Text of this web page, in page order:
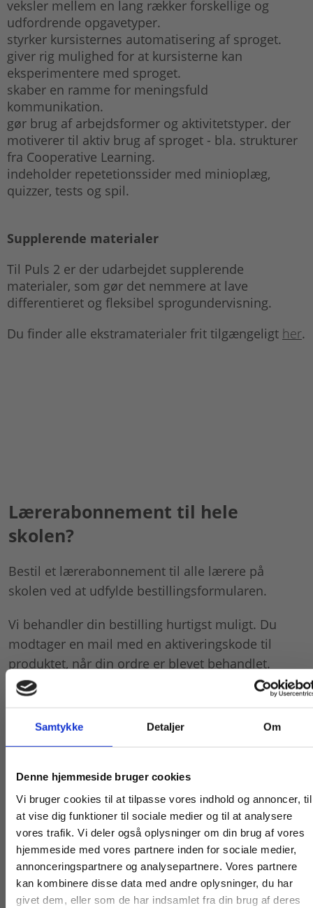
Samtykke Detaljer Om
Denne hjemmeside bruger cookies
Vi bruger cookies til at tilpasse vores indhold og annoncer, til
at vise dig funktioner til sociale medier og til at analysere
vores trafik. Vi deler også oplysninger om din brug af vores
hjemmeside med vores partnere inden for sociale medier,
annonceringspartnere og analysepartnere. Vores partnere
kan kombinere disse data med andre oplysninger, du har
givet dem, eller som de har indsamlet fra din brug af deres
veksler mellem en lang rækker forskellige og
udfordrende opgavetyper.
styrker kursisternes automatisering af sproget.
giver rig mulighed for at kursisterne kan
eksperimentere med sproget.
skaber en ramme for meningsfuld
kommunikation.
gør brug af arbejdsformer og aktivitetstyper. der
motiverer til aktiv brug af sproget - bla. strukturer
fra Cooperative Learning.
indeholder repetetionssider med minioplæg,
quizzer, tests og spil.
Supplerende materialer
Til Puls 2 er der udarbejdet supplerende
materialer, som gør det nemmere at lave
differentieret og fleksibel sprogundervisning.
Du finder alle ekstramaterialer frit tilgængeligt her.
Lærerabonnement til hele
skolen?
Bestil et lærerabonnement til alle lærere på
skolen ved at udfylde bestillingsformularen.
Vi behandler din bestilling hurtigst muligt. Du
modtager en mail med en aktiveringskode til
produktet, når din ordre er blevet behandlet.
Aktiveringskoden bruges af alle lærere på skolen.
Bestil lærerabonnement
1.000 kr. ekskl. moms
Prisen er pr. halve år pr. produkt, og
abonnementet gælder for alle lærere på skolen.
Abonnementet bliver automatisk fornyet to gange
årligt, indtil skolen opsiger aftalen. Abonnementet
Køb læremidler og find masterclasses mm.
Fortsæt som:
For privatkunder og
studerende. Du får
For institutioner og
virksomheder. Du